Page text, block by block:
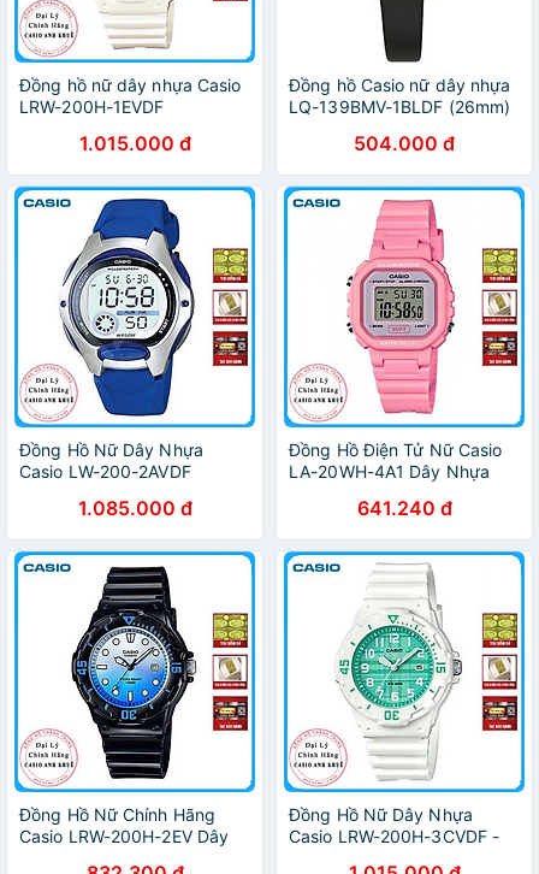
Đồng hồ nữ dây nhựa Casio
LRW-200H-1EVDF
1.015.000 đ
Đồng hồ Casio nữ dây nhựa
LQ-139BMV-1BLDF (26mm)
504.000 đ
Đồng Hồ Nữ Dây Nhựa
Casio LW-200-2AVDF
1.085.000 đ
Đồng Hồ Điện Tử Nữ Casio
LA-20WH-4A1 Dây Nhựa
641.240 đ
Đồng Hồ Nữ Chính Hãng
Casio LRW-200H-2EV Dây
Đồng Hồ Nữ Dây Nhựa
Casio LRW-200H-3CVDF -